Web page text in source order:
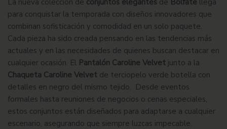
La nueva colección de conjuntos elegantes de Bolfate llega
para conquistar la temporada con diseños innovadores que
combinan sofisticación y comodidad en un solo paquete.
Cada pieza ha sido creada pensando en las tendencias más
actuales y en las necesidades de quienes buscan destacar en
cualquier ocasión. El Pantalón Caroline Velvet junto a la
Chaqueta Caroline Velvet de terciopelo verde botella con
detalles en negro del mismo tejido. Desde eventos
formales hasta reuniones de negocios o cenas especiales,
estos conjuntos están diseñados para adaptarse a cualquier
escenario, asegurando que siempre luzcas impecable.